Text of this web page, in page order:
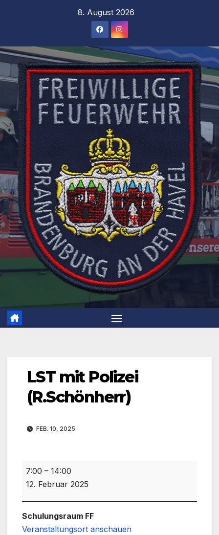
8. August 2026
LST mit Polizei
(R.Schönherr)
FEB. 10, 2025
LST
mit
7:00 – 14:00
12. Februar 2025
Schulungsraum FF
Veranstaltungsort anschauen